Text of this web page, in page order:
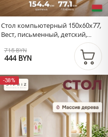
Стол компьютерный 150х60х77,
Вест, письменный, детский,
715 BYN
444 BYN
-38%